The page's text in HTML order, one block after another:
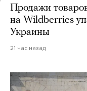
Продажи
на Wildberries
Украины
21 час назад